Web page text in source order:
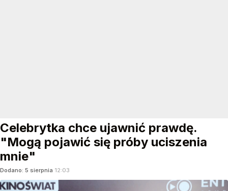
Celebrytka chce ujawnić prawdę.
"Mogą pojawić się próby uciszenia
mnie"
Dodano: 5 sierpnia 12:03